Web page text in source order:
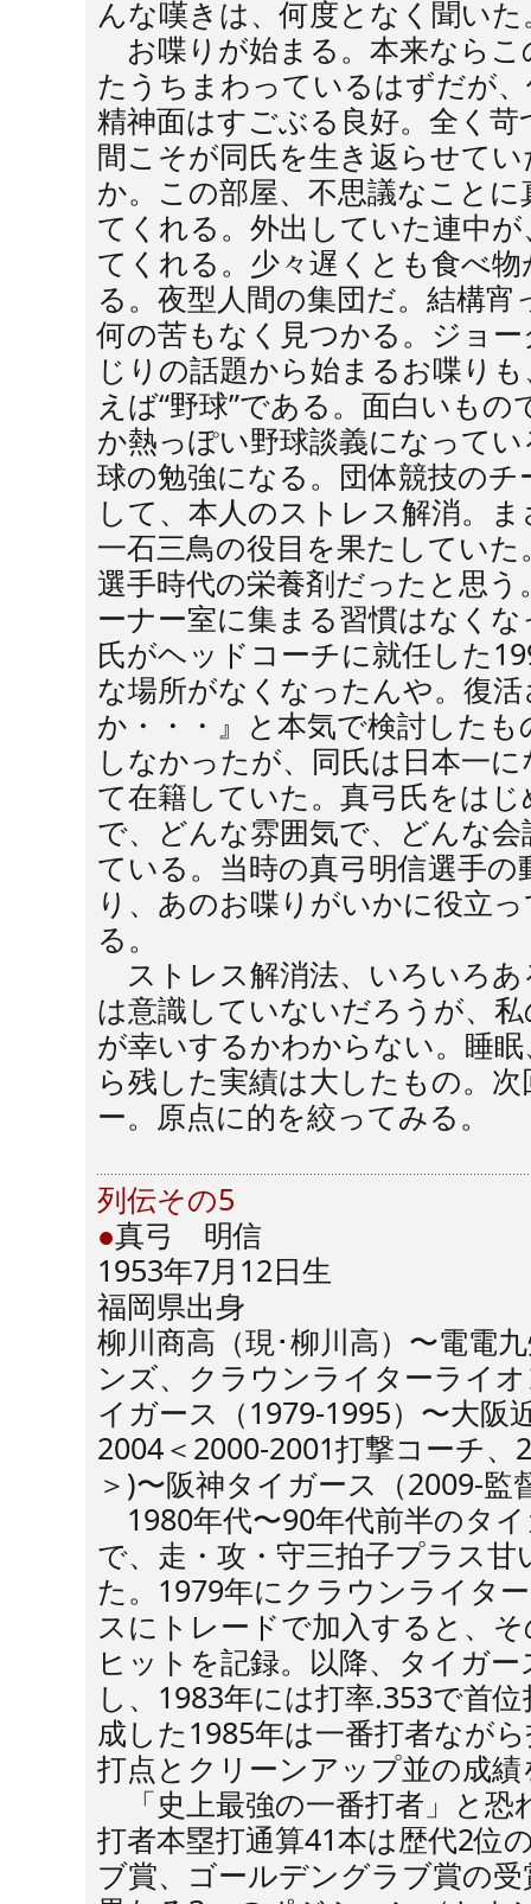
んな嘆きは、何度となく聞いた
お喋りが始まる。本来なら
たうちまわっているはずだが
精神面はすごぶる良好。全く
間こそが同氏を生き返らせて
か。この部屋、不思議なこと
てくれる。外出していた連中
てくれる。少々遅くとも食べ
る。夜型人間の集団だ。結構
何の苦もなく見つかる。ジョ
じりの話題から始まるお喋り
えば“野球”である。面白いも
か熱っぽい野球談義になって
球の勉強になる。団体競技の
して、本人のストレス解消。
一石三鳥の役目を果たしてい
選手時代の栄養剤だったと思
ーナー室に集まる習慣はなく
氏がヘッドコーチに就任した
な場所がなくなったんや。復
か・・・』と本気で検討した
しなかったが、同氏は日本一
て在籍していた。真弓氏をは
で、どんな雰囲気で、どんな
ている。当時の真弓明信選手
り、あのお喋りがいかに役立
る。
ストレス解消法、いろいろ
は意識していないだろうが、
が幸いするかわからない。睡
ら残した実績は大したもの。
ー。原点に的を絞ってみる。
列伝その5
●真弓 明信
1953年7月12日生
福岡県出身
柳川商高（現･柳川高）〜電電
ンズ、クラウンライターライ
イガース（1979-1995）〜大阪
2004＜2000-2001打撃コーチ
＞)〜阪神タイガース（2009-監
1980年代〜90年代前半のタ
で、走・攻・守三拍子プラス
た。1979年にクラウンライタ
スにトレードで加入すると、
ヒットを記録。以降、タイガ
し、1983年には打率.353で首
成した1985年は一番打者なが
打点とクリーンアップ並の成
「史上最強の一番打者」と恐
打者本塁打通算41本は歴代2位
ブ賞、ゴールデングラブ賞の